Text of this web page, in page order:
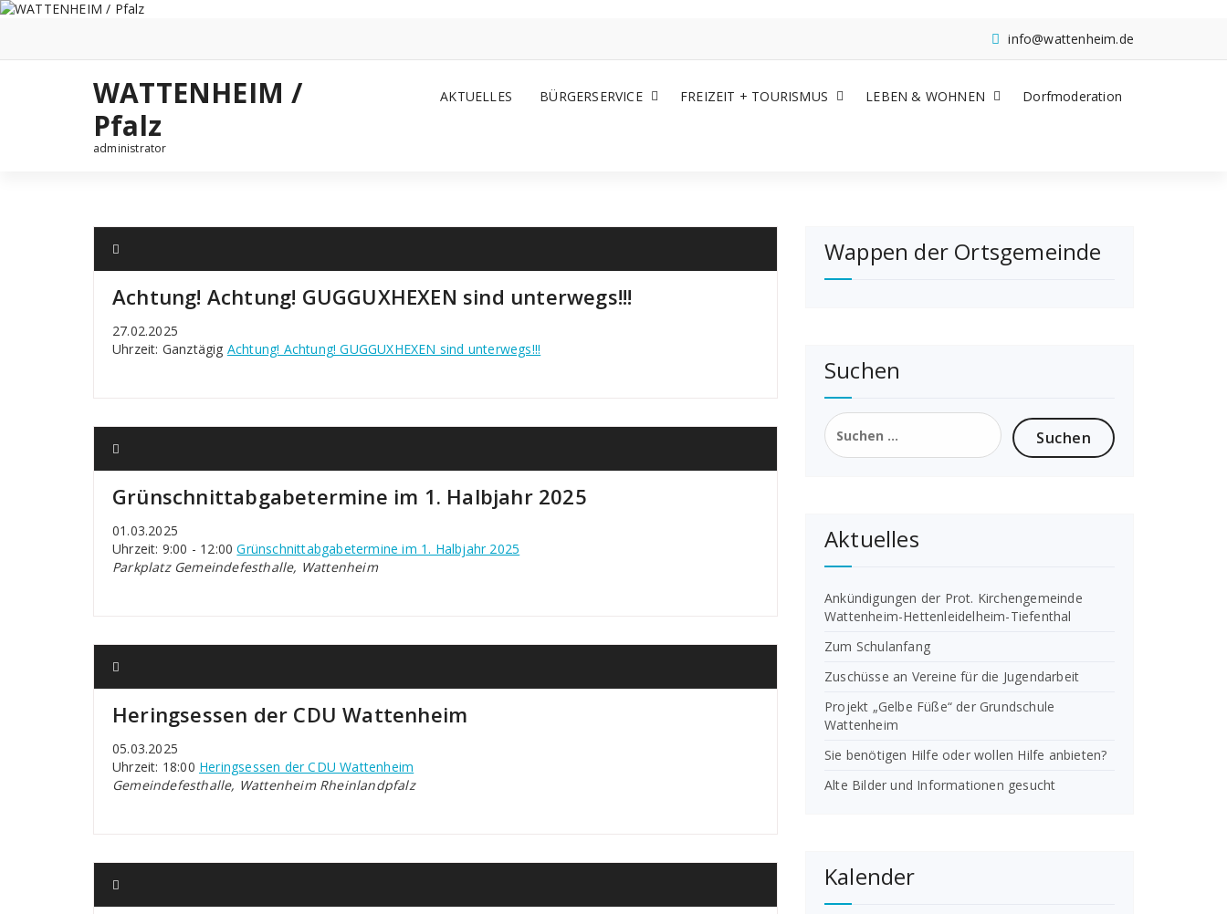
Zum
info@wattenheim.de
WATTENHEIM /
Pfalz
administrator
AKTUELLES BÜRGERSERVICE FREIZEIT + TOURISMUS LEBEN & WOHNEN Dorfmoderation
Achtung! Achtung! GUGGUXHEXEN sind unterwegs!!!
27.02.2025
Uhrzeit: Ganztägig Achtung! Achtung! GUGGUXHEXEN sind unterwegs!!!
Grünschnittabgabetermine im 1. Halbjahr 2025
01.03.2025
Uhrzeit: 9:00 - 12:00Grünschnittabgabetermine im 1. Halbjahr 2025
Parkplatz Gemeindefesthalle, Wattenheim
Heringsessen der CDU Wattenheim
05.03.2025
Uhrzeit: 18:00 Heringsessen der CDU Wattenheim
Gemeindefesthalle, Wattenheim Rheinlandpfalz
Wappen der Ortsgemeinde
Suchen
Suchen
nach:
Aktuelles
Ankündigungen der Prot. Kirchengemeinde
Wattenheim-Hettenleidelheim-Tiefenthal
Zum Schulanfang
Zuschüsse an Vereine für die Jugendarbeit
Projekt „Gelbe Füße“ der Grundschule
Wattenheim
Sie benötigen Hilfe oder wollen Hilfe anbieten?
Alte Bilder und Informationen gesucht
Kalender